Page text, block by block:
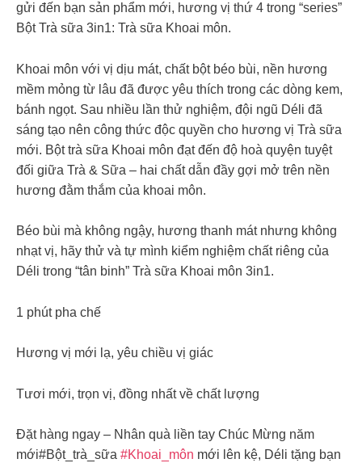
gửi đến bạn sản phẩm mới, hương vị thứ 4 trong “series”
Bột Trà sữa 3in1: Trà sữa Khoai môn.
Khoai môn với vị dịu mát, chất bột béo bùi, nền hương
mềm mỏng từ lâu đã được yêu thích trong các dòng kem,
bánh ngọt. Sau nhiều lần thử nghiệm, đội ngũ Déli đã
sáng tạo nên công thức độc quyền cho hương vị Trà sữa
mới. Bột trà sữa Khoai môn đạt đến độ hoà quyện tuyệt
đối giữa Trà & Sữa – hai chất dẫn đầy gợi mở trên nền
hương đằm thắm của khoai môn.
Béo bùi mà không ngậy, hương thanh mát nhưng không
nhạt vị, hãy thử và tự mình kiểm nghiệm chất riêng của
Déli trong “tân binh” Trà sữa Khoai môn 3in1.
1 phút pha chế
Hương vị mới lạ, yêu chiều vị giác
Tươi mới, trọn vị, đồng nhất về chất lượng
Đặt hàng ngay – Nhân quà liền tay Chúc Mừng năm
mới#Bột_trà_sữa #Khoai_môn mới lên kệ, Déli tặng bạn